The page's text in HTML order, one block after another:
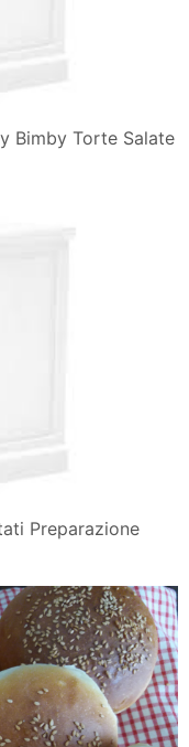
Bimby Torte Salate
Preparazione